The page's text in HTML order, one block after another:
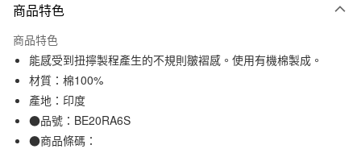
信用卡一次付款
信用卡分期付款
3 期 0 利率 每期
合作金庫商業銀行
華南商業銀行
上海商業儲蓄銀行
超商取貨付款
LINE Pay
商品特色
商品特色
能感受到扭擰製程產生的不規則皺褶感。使用有機棉製成。
材質：棉100%
產地：印度
●品號：BE20RA6S
●商品條碼：